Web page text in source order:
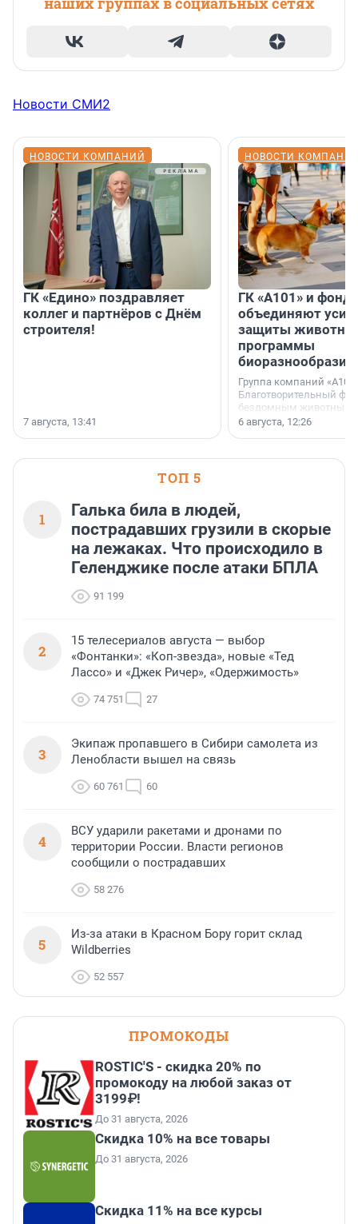
Новости СМИ2
НОВОСТИ КОМПАНИЙ
ГК «Едино» поздравляет
коллег и партнёров с Днём
строителя!
7 августа, 13:41
НОВОСТИ
ГК «А101» и фонд
объединяют
защиты
программы
биоразнообразия
Группа компаний
Благотворительный
бездомным животным
заключили соглашение
6 августа, 12:26
ТОП 5
1
Галька била в людей,
пострадавших грузили в скорые
на лежаках. Что происходило в
Геленджике после атаки БПЛА
91 199
2
15 телесериалов августа — выбор
«Фонтанки»: «Коп-звезда», новые «Тед
Лассо» и «Джек Ричер», «Одержимость»
74 751 27
3
Экипаж пропавшего в Сибири самолета из
Ленобласти вышел на связь
60 761 60
4
ВСУ ударили ракетами и дронами по
территории России. Власти регионов
сообщили о пострадавших
58 276
5
Из-за атаки в Красном Бору горит склад
Wildberries
52 557
ПРОМОКОДЫ
ROSTIC'S - скидка 20% по
промокоду на любой заказ от
3199₽!
До 31 августа, 2026
Скидка 10% на все товары
До 31 августа, 2026
Скидка 11% на все курсы